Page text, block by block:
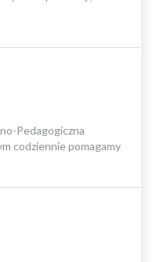
Pedagogiczna
codziennie pomagamy